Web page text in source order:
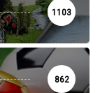
1103
862